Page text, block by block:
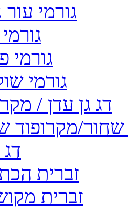
גורמי
גורמי
גורמי
דג גן עדן /
שחור/מקרופוד
זברית
זברית